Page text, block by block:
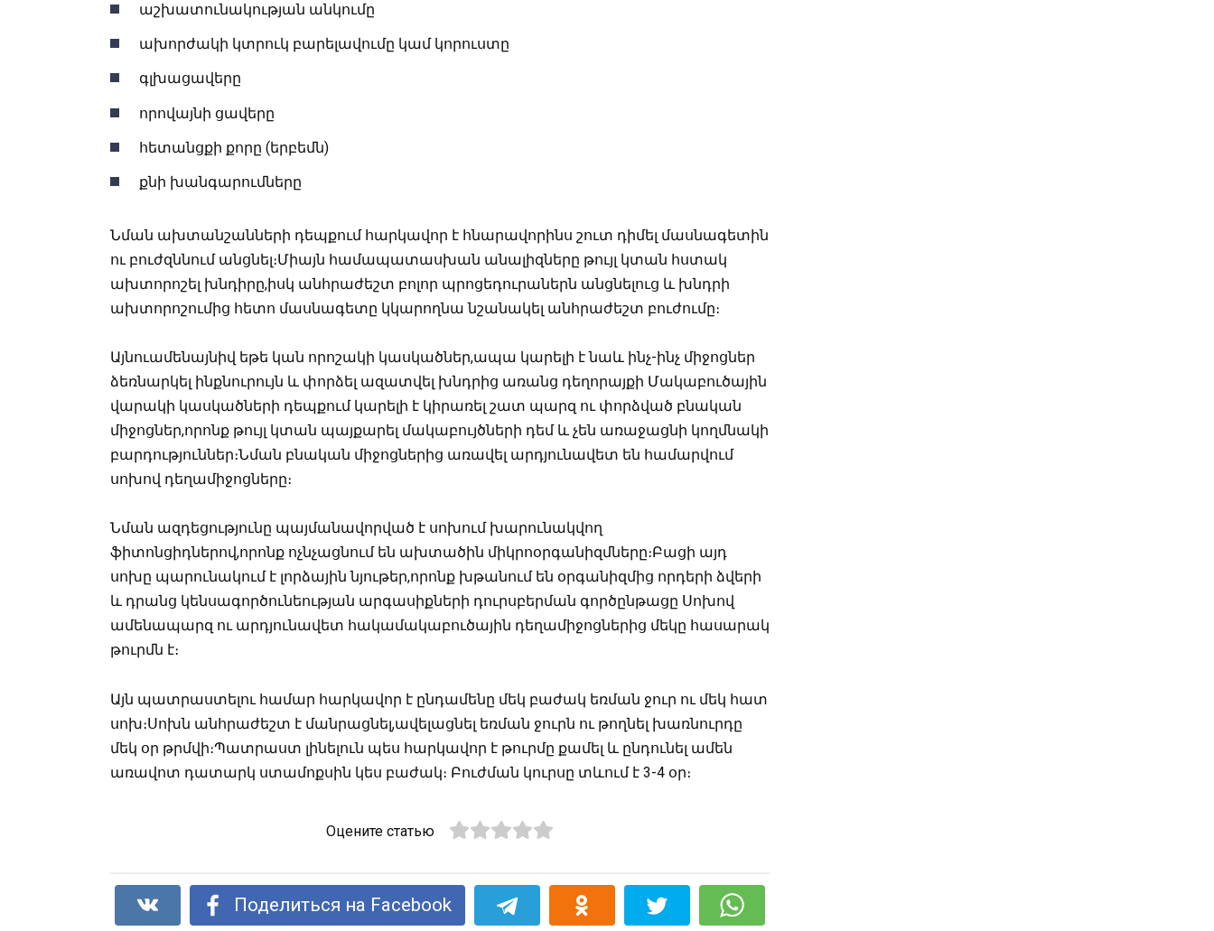
աշխատունակության անկումը
ախորժակի կտրուկ բարելավումը կամ կորուստը
գլխացավերը
որովայնի ցավերը
հետանցքի քորը (երբեմն)
քնի խանգարումները
Նման ախտանշանների դեպքում հարկավոր է հնարավորինս շուտ դիմել մասնագետին
ու բուժզննում անցնել։Միայն համապատասխան անալիզները թույլ կտան հստակ
ախտորոշել խնդիրը,իսկ անհրաժեշտ բոլոր պրոցեդուրաներն անցնելուց և խնդրի
ախտորոշումից հետո մասնագետը կկարողնա նշանակել անհրաժեշտ բուժումը։
Այնուամենայնիվ եթե կան որոշակի կասկածներ,ապա կարելի է նաև ինչ-ինչ միջոցներ
ձեռնարկել ինքնուրույն և փորձել ազատվել խնդրից առանց դեղորայքի Մակաբուծային
վարակի կասկածների դեպքում կարելի է կիրառել շատ պարզ ու փորձված բնական
միջոցներ,որոնք թույլ կտան պայքարել մակաբույծների դեմ և չեն առաջացնի կողմնակի
բարդություններ։Նման բնական միջոցներից առավել արդյունավետ են համարվում
սոխով դեղամիջոցները։
Նման ազդեցությունը պայմանավորված է սոխում խարունակվող
ֆիտոնցիդներով,որոնք ոչնչացնում են ախտածին միկրոօրգանիզմները։Բացի այդ
սոխը պարունակում է լորձային նյութեր,որոնք խթանում են օրգանիզմից որդերի ձվերի
և դրանց կենսագործունեության արգասիքների դուրսբերման գործընթացը Սոխով
ամենապարզ ու արդյունավետ հակամակաբուծային դեղամիջոցներից մեկը հասարակ
թուրմն է։
Այն պատրաստելու համար հարկավոր է ընդամենը մեկ բաժակ եռման ջուր ու մեկ հատ
սոխ։Սոխն անհրաժեշտ է մանրացնել,ավելացնել եռման ջուրն ու թողնել խառնուրդը
մեկ օր թրմվի։Պատրաստ լինելուն պես հարկավոր է թուրմը քամել և ընդունել ամեն
առավոտ դատարկ ստամոքսին կես բաժակ։ Բուժման կուրսը տևում է 3-4 օր։
Оцените статью
Поделиться на Facebook